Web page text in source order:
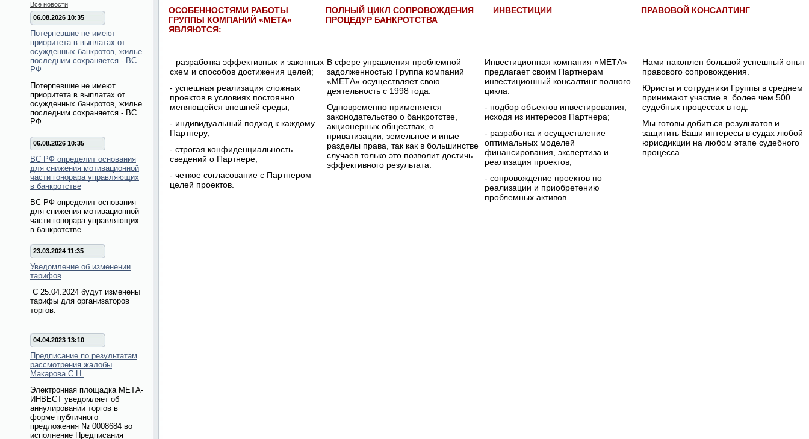
Все новости
06.08.2026 10:35
Потерпевшие не имеют
приоритета в выплатах от
осужденных банкротов, жилье
последним сохраняется - ВС
РФ
Потерпевшие не имеют
приоритета в выплатах от
осужденных банкротов, жилье
последним сохраняется - ВС
РФ
06.08.2026 10:35
ВС РФ определит основания
для снижения мотивационной
части гонорара управляющих
в банкротстве
ВС РФ определит основания
для снижения мотивационной
части гонорара управляющих
в банкротстве
23.03.2024 11:35
Уведомление об изменении
тарифов
С 25.04.2024 будут изменены
тарифы для организаторов
торгов.
04.04.2023 13:10
Предписание по результатам
рассмотрения жалобы
Макарова С.Н.
Электронная площадка МЕТА-
ИНВЕСТ уведомляет об
аннулировании торгов в
форме публичного
предложения № 0008684 во
исполнение Предписания
ОСОБЕННОСТЯМИ РАБОТЫ
ГРУППЫ КОМПАНИЙ «МЕТА»
ЯВЛЯЮТСЯ:
ПОЛНЫЙ ЦИКЛ СОПРОВОЖДЕНИЯ
ПРОЦЕДУР БАНКРОТСТВА
ИНВЕСТИЦИИ ПРАВОВОЙ КОНСАЛТИНГ
- разработка эффективных и законных
схем и способов достижения целей;
- успешная реализация сложных
проектов в условиях постоянно
меняющейся внешней среды;
- индивидуальный подход к каждому
Партнеру;
- строгая конфиденциальность
сведений о Партнере;
- четкое согласование с Партнером
целей проектов.
В сфере управления проблемной
задолженностью Группа компаний
«МЕТА» осуществляет свою
деятельность с 1998 года.
Одновременно применяется
законодательство о банкротстве,
акционерных обществах, о
приватизации, земельное и иные
разделы права, так как в большинстве
случаев только это позволит достичь
эффективного результата.
Инвестиционная компания «МЕТА»
предлагает своим Партнерам
инвестиционный консалтинг полного
цикла:
- подбор объектов инвестирования,
исходя из интересов Партнера;
- разработка и осуществление
оптимальных моделей
финансирования, экспертиза и
реализация проектов;
- сопровождение проектов по
реализации и приобретению
проблемных активов.
Нами накоплен большой успешный опыт
правового сопровождения.
Юристы и сотрудники Группы в среднем
принимают участие в более чем 500
судебных процессах в год.
Мы готовы добиться результатов и
защитить Ваши интересы в судах любой
юрисдикции на любом этапе судебного
процесса.